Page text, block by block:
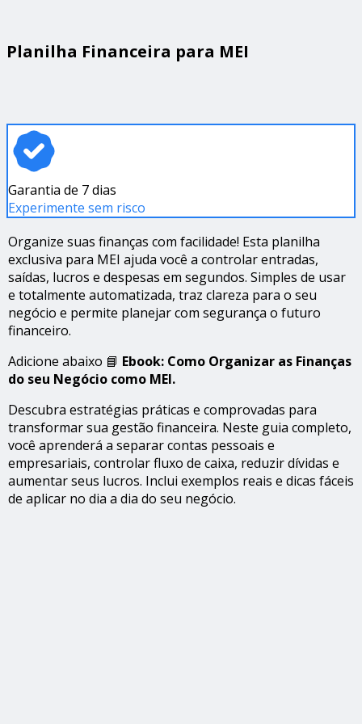
Planilha Financeira para MEI
Garantia de 7 dias
Experimente sem risco
Organize suas finanças com facilidade! Esta planilha
exclusiva para MEI ajuda você a controlar entradas,
saídas, lucros e despesas em segundos. Simples de usar
e totalmente automatizada, traz clareza para o seu
negócio e permite planejar com segurança o futuro
financeiro.
Adicione abaixo 📘 Ebook: Como Organizar as Finanças
do seu Negócio como MEI.
Descubra estratégias práticas e comprovadas para
transformar sua gestão financeira. Neste guia completo,
você aprenderá a separar contas pessoais e
empresariais, controlar fluxo de caixa, reduzir dívidas e
aumentar seus lucros. Inclui exemplos reais e dicas fáceis
de aplicar no dia a dia do seu negócio.